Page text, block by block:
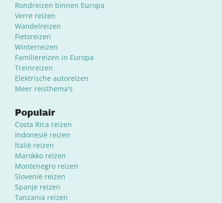
Rondreizen binnen Europa
Verre reizen
Wandelreizen
Fietsreizen
Winterreizen
Familiereizen in Europa
Treinreizen
Elektrische autoreizen
Meer reisthema's
Populair
Costa Rica reizen
Indonesië reizen
Italië reizen
Marokko reizen
Montenegro reizen
Slovenië reizen
Spanje reizen
Tanzania reizen